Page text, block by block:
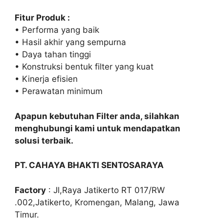
Fitur Produk :
• Performa yang baik
• Hasil akhir yang sempurna
• Daya tahan tinggi
• Konstruksi bentuk filter yang kuat
• Kinerja efisien
• Perawatan minimum
Apapun kebutuhan Filter anda, silahkan
menghubungi kami untuk mendapatkan
solusi terbaik.
PT. CAHAYA BHAKTI SENTOSARAYA
Factory : Jl,Raya Jatikerto RT 017/RW
.002,Jatikerto, Kromengan, Malang, Jawa
Timur.